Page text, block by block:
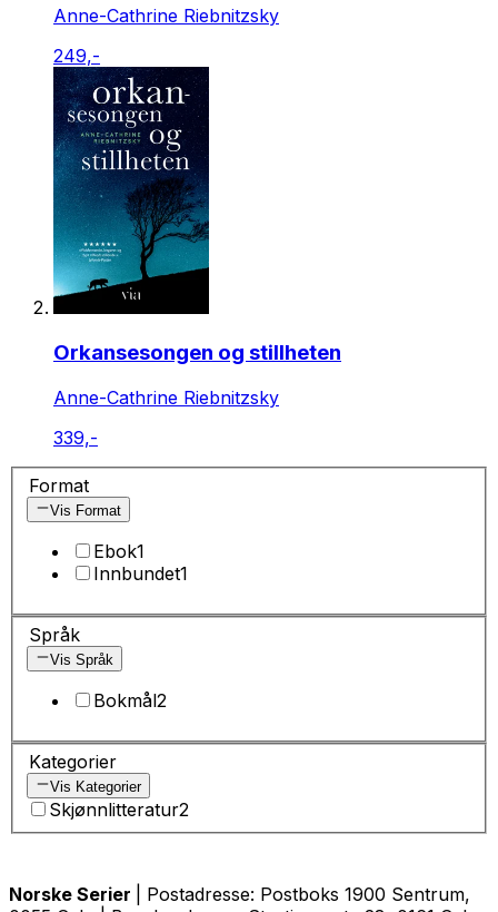
Anne-Cathrine Riebnitzsky
249,-
Orkansesongen og stillheten
Anne-Cathrine Riebnitzsky
339,-
Format
Vis Format
Ebok1
Innbundet1
Språk
Vis Språk
Bokmål2
Kategorier
Vis Kategorier
Skjønnlitteratur2
Norske Serier
| Postadresse: Postboks 1900 Sentrum,